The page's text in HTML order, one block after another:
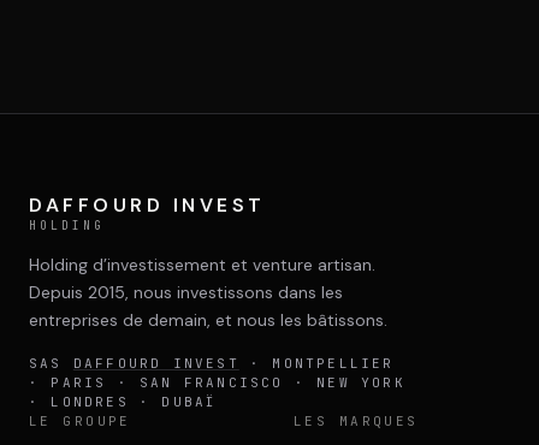
DAFFOURD INVEST
HOLDING
Holding d’investissement et venture artisan.
Depuis 2015, nous investissons dans les
entreprises de demain, et nous les bâtissons.
SAS DAFFOURD INVEST
· MONTPELLIER
· PARIS · SAN FRANCISCO · NEW YORK
· LONDRES · DUBAÏ
LE GROUPE
LES MARQUES